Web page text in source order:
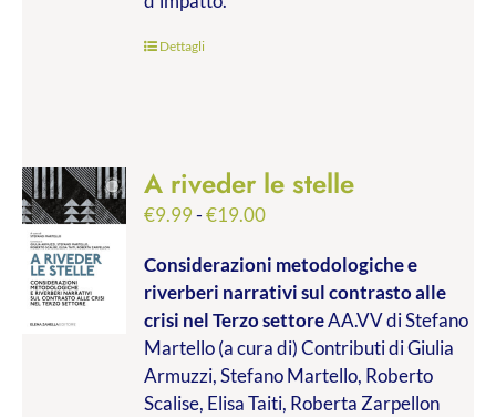
Dettagli
A riveder le stelle
€9.99-€19.00Fascia
prezzo:
da
€9.99
a
€19.00
Considerazioni metodologiche e
riverberi narrativi sul contrasto alle
crisi nel Terzo settoreAA.VV di Stefano
Martello (a cura di) Contributi di Giulia
Armuzzi, Stefano Martello, Roberto
Scalise, Elisa Taiti, Roberta Zarpellon